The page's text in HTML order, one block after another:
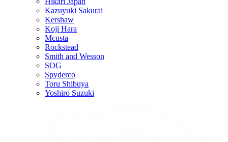
Kazuyuki Sakurai
Kershaw
Koji Hara
Mcusta
Rockstead
Smith and Wesson
SOG
Spyderco
Toru Shibuya
Yoshiro Suzuki